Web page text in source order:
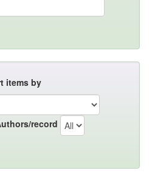
items by
record